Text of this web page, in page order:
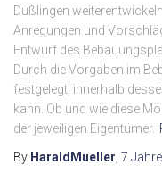
Dußlingen
Anregungen und
Entwurf des
Durch die Vorgaben im
festgelegt, innerhalb
kann. Ob und wie diese
der jeweiligen Eigentümer.
By HaraldMueller 7